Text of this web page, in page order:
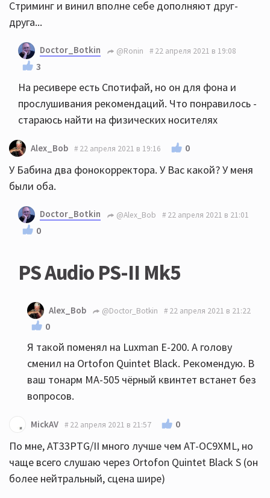
Стриминг и винил вполне себе дополняют друг-
друга...
Doctor_Botkin @Ronin 22 апреля 2021 в 19:08
3
На ресивере есть Спотифай, но он для фона и
прослушивания рекомендаций. Что понравилось -
стараюсь найти на физических носителях
Alex_Bob 22 апреля 2021 в 19:16 0
У Бабина два фонокорректора. У Вас какой? У меня
были оба.
Doctor_Botkin @Alex_Bob 22 апреля 2021 в 21:01
0
PS Audio PS-II Mk5
Alex_Bob @Doctor_Botkin 22 апреля 2021 в 21:22
0
Я такой поменял на Luxman E-200. А голову
сменил на Ortofon Quintet Black. Рекомендую. В
ваш тонарм МА-505 чёрный квинтет встанет без
вопросов.
MickAV 22 апреля 2021 в 21:57 0
По мне, AT33PTG/II много лучше чем AT-OC9XML, но
чаще всего слушаю через Ortofon Quintet Black S (он
более нейтральный, сцена шире)